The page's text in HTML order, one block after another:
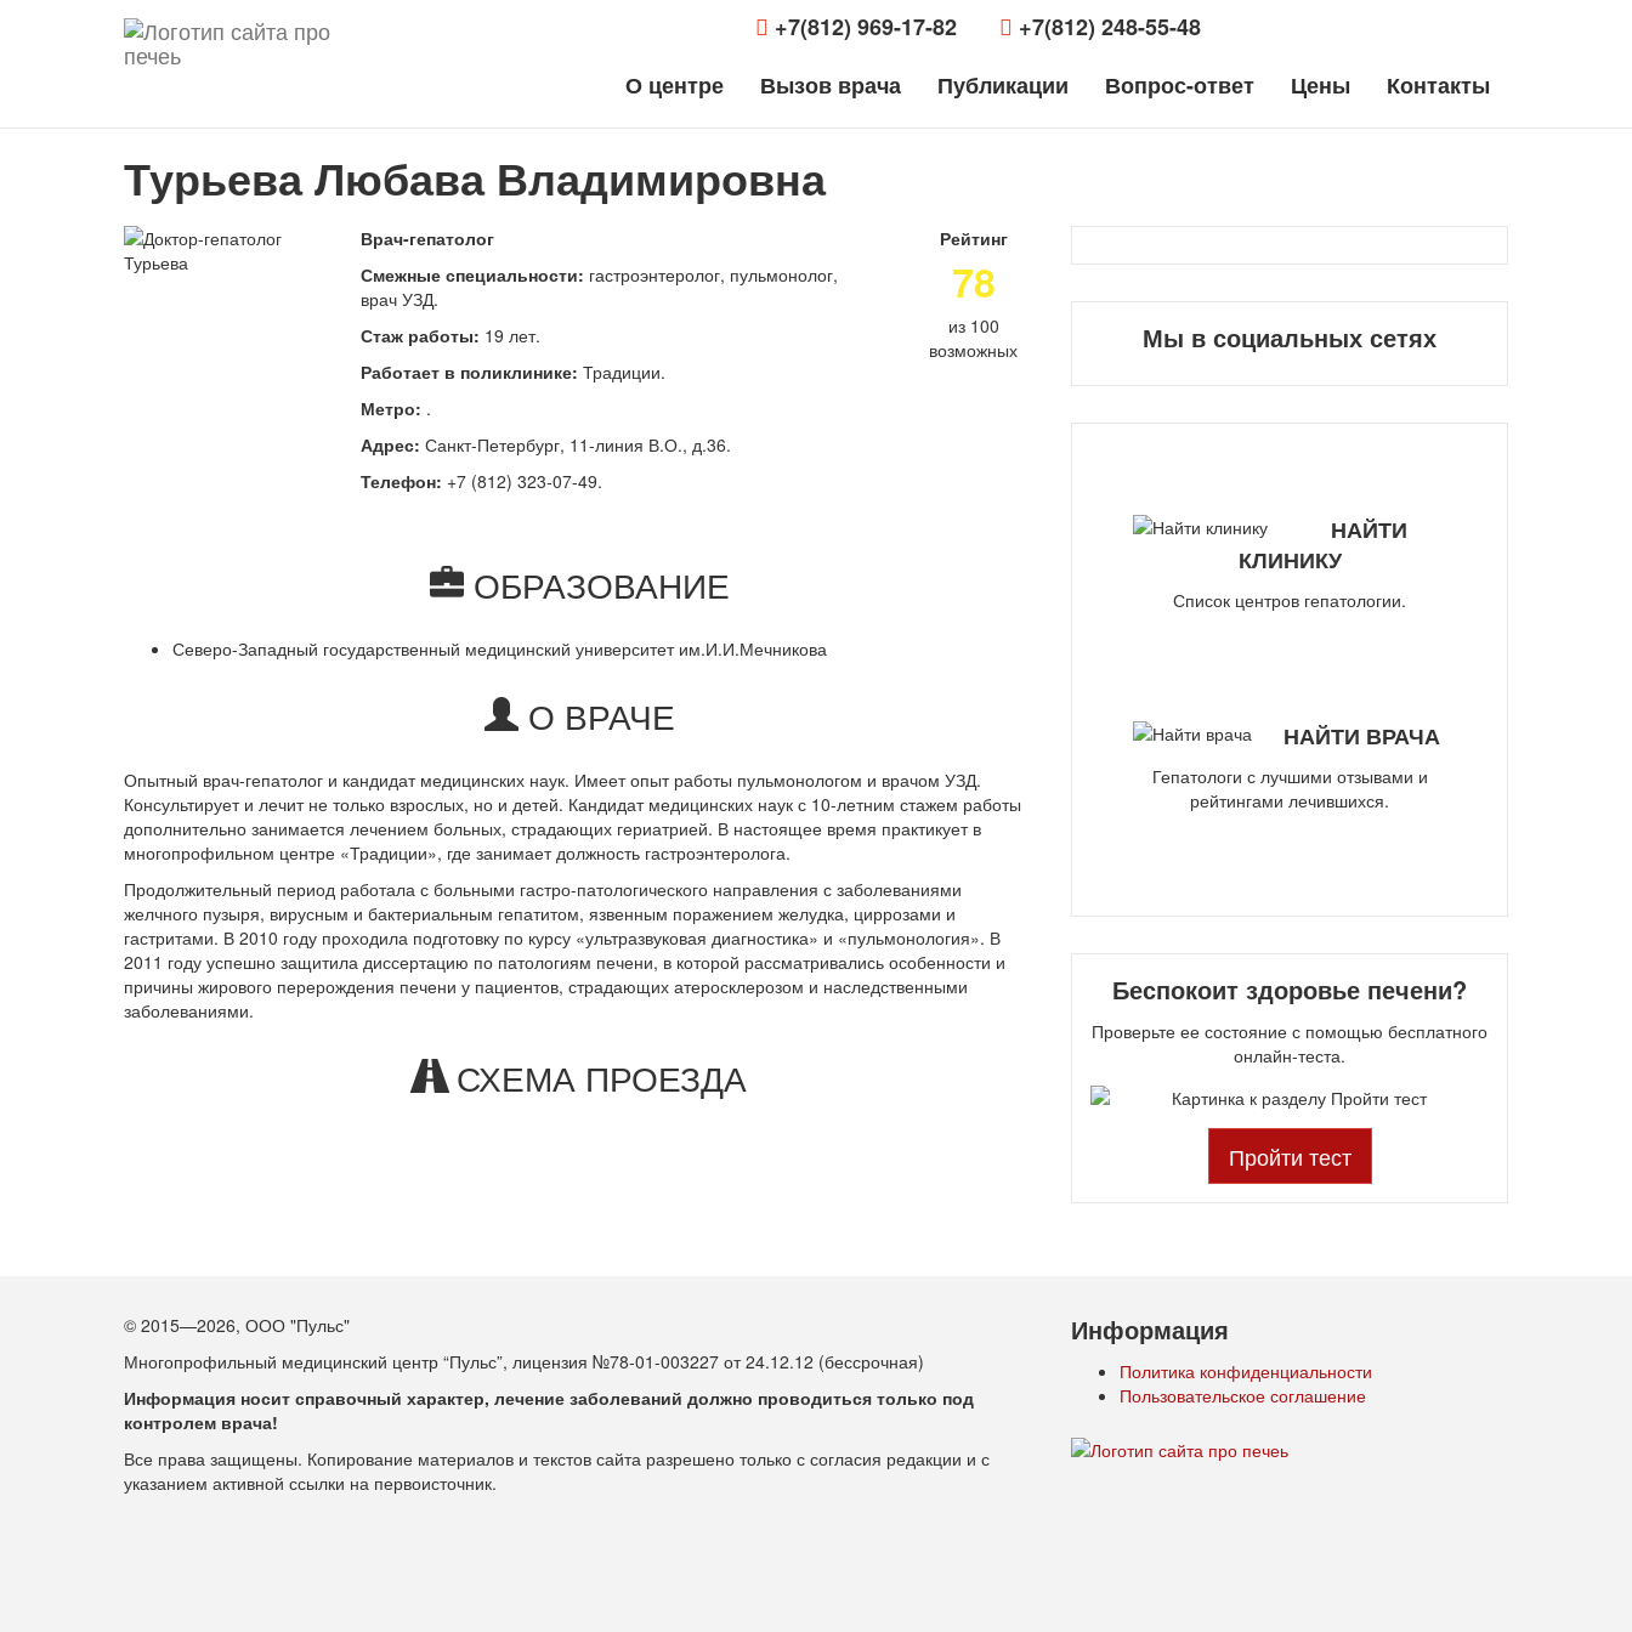
+7(812) 969-17-82
+7(812) 248-55-48
О центре
Вызов врача Публикации Вопрос-ответ Цены Контакты
Турьева Любава Владимировна
Врач-гепатолог
Смежные специальности: гастроэнтеролог, пульмонолог,
врач УЗД.
Стаж работы: 19 лет.
Работает в поликлинике: Традиции.
Метро: .
Адрес: Санкт-Петербург, 11-линия В.О., д.36.
Телефон: +7 (812) 323-07-49.
Рейтинг
78
из 100
возможных
ОБРАЗОВАНИЕ
Северо-Западный государственный медицинский университет им.И.И.Мечникова
О ВРАЧЕ
Опытный врач-гепатолог и кандидат медицинских наук. Имеет опыт работы пульмонологом и врачом УЗД.
Консультирует и лечит не только взрослых, но и детей. Кандидат медицинских наук с 10-летним стажем работы
дополнительно занимается лечением больных, страдающих гериатрией. В настоящее время практикует в
многопрофильном центре «Традиции», где занимает должность гастроэнтеролога.
Продолжительный период работала с больными гастро-патологического направления с заболеваниями
желчного пузыря, вирусным и бактериальным гепатитом, язвенным поражением желудка, циррозами и
гастритами. В 2010 году проходила подготовку по курсу «ультразвуковая диагностика» и «пульмонология». В
2011 году успешно защитила диссертацию по патологиям печени, в которой рассматривались особенности и
причины жирового перерождения печени у пациентов, страдающих атеросклерозом и наследственными
заболеваниями.
СХЕМА ПРОЕЗДА
Мы в социальных сетях
НАЙТИ
КЛИНИКУ
Список центров гепатологии.
НАЙТИ ВРАЧА
Гепатологи с лучшими отзывами и
рейтингами лечившихся.
Беспокоит здоровье печени?
Проверьте ее состояние с помощью бесплатного
онлайн-теста.
Пройти тест
© 2015—2026, ООО "Пульс"
Многопрофильный медицинский центр “Пульс”, лицензия №78-01-003227 от 24.12.12 (бессрочная)
Информация носит справочный характер, лечение заболеваний должно проводиться только под
контролем врача!
Все права защищены. Копирование материалов и текстов сайта разрешено только с согласия редакции и с
указанием активной ссылки на первоисточник.
Информация
Политика конфиденциальности
Пользовательское соглашение